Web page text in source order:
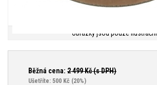
Obrázky jsou pouze ilustrační.
Běžná cena: 2 499Kč (s DPH)
Ušetříte: 500 Kč (20%)